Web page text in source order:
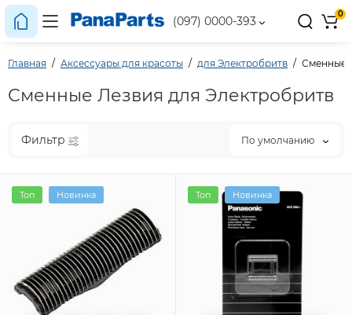
(097) 0000-393
0
Главная Аксессуары для красоты для Электробритв Сменные
Сменные Лезвия для Электробритв
Фильтр По умолчанию
Топ Новинка Топ Новинка